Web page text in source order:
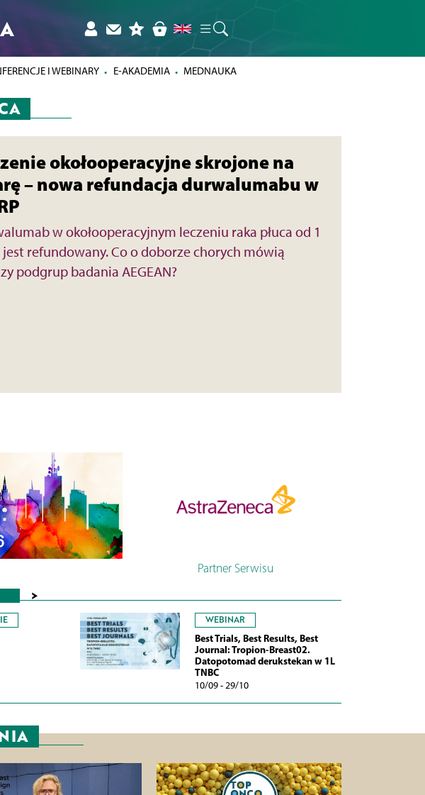
I WEBINARY E-AKADEMIA MEDNAUKA
okołooperacyjne skrojone na
– nowa refundacja durwalumabu w
w okołooperacyjnym leczeniu raka płuca od 1
refundowany. Co o doborze chorych mówią
podgrup badania AEGEAN?
Partner Serwisu
>
WEBINAR
Best Trials, Best Results, Best
Journal: Tropion-Breast02.
Datopotomad derukstekan w 1L
TNBC
10/09 - 29/10